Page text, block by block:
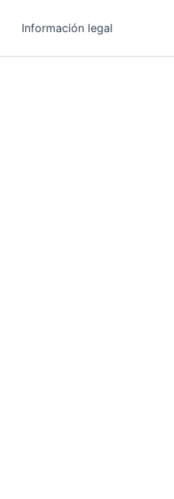
Información legal